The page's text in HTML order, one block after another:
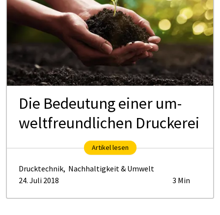
Die Be­deu­tung ei­ner um­
welt­freund­li­chen Dru­cke­rei
Artikel lesen
Drucktechnik, Nachhaltigkeit & Umwelt
24. Juli 2018
3 Min